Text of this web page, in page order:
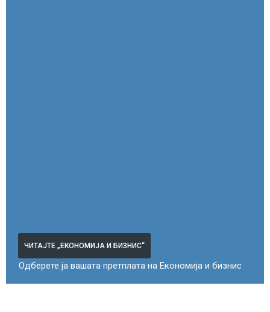
ЧИТАЈТЕ „ЕКОНОМИЈА И БИЗНИС“
Одберете ја вашата претплата на Економија и бизнис